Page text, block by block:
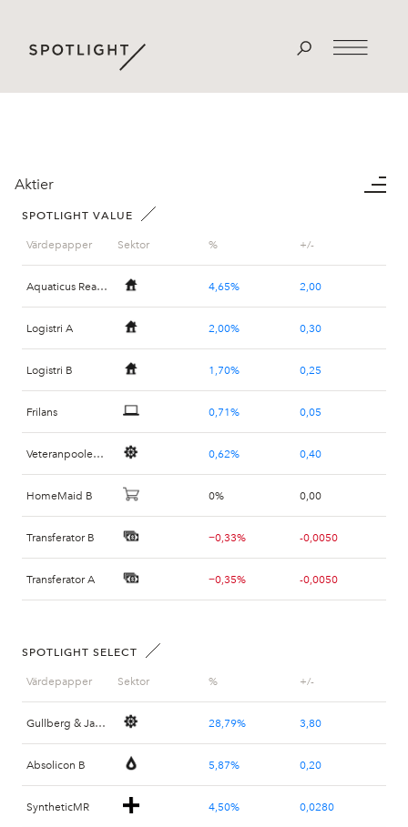
Aktier
SPOTLIGHT VALUE
Värdepapper
Aquaticus Real Estate
Logistri A
Logistri B
Frilans
Veteranpoolen B
HomeMaid B
Transferator B
Transferator A
Sektor % +/-
4,65% 2,00
2,00% 0,30
1,70% 0,25
0,71% 0,05
0,62% 0,40
0% 0,00
−0,33% -0,0050
−0,35% -0,0050
SPOTLIGHT SELECT
Värdepapper
Gullberg & Jansson
Absolicon B
SyntheticMR
Sektor % +/-
28,79% 3,80
5,87% 0,20
4,50% 0,0280